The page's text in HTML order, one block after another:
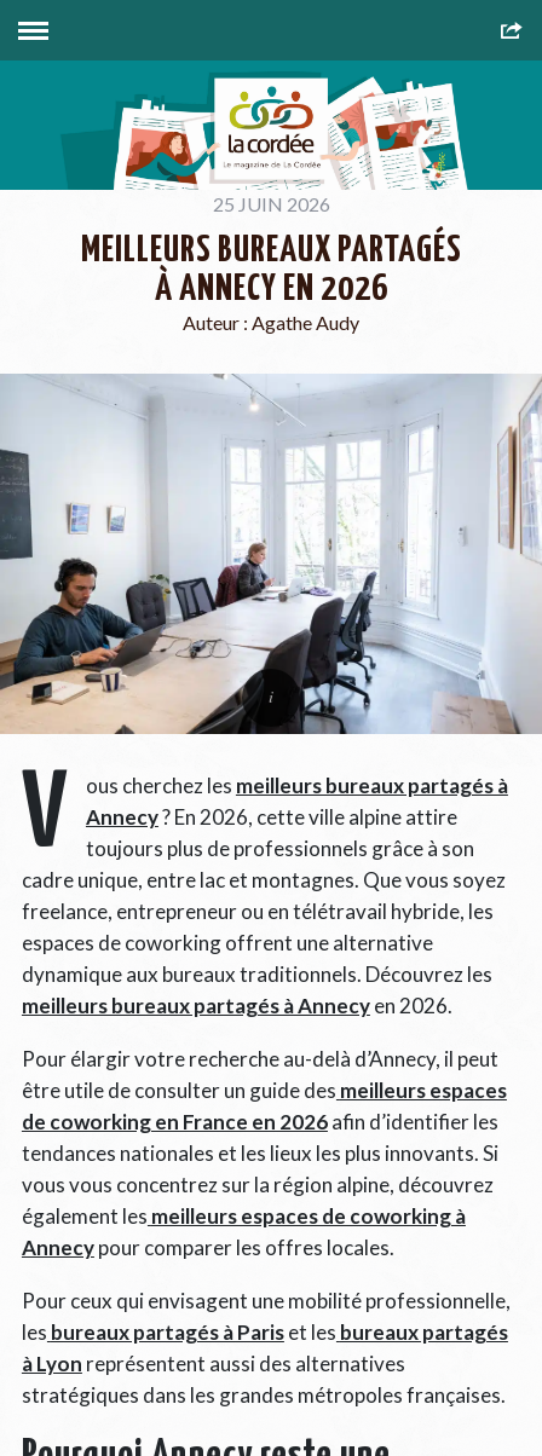
25 JUIN 2026
MEILLEURS BUREAUX PARTAGÉS
À ANNECY EN 2026
Auteur : Agathe Audy
V ous cherchez les meilleurs bureaux partagés à
Annecy? En 2026, cette ville alpine attire
toujours plus de professionnels grâce à son
cadre unique, entre lac et montagnes. Que vous soyez
freelance, entrepreneur ou en télétravail hybride, les
espaces de coworking offrent une alternative
dynamique aux bureaux traditionnels. Découvrez les
meilleurs bureaux partagés à Annecyen 2026.
Pour élargir votre recherche au-delà d’Annecy, il peut
être utile de consulter un guide des meilleurs espaces
de coworking en France en 2026afin d’identifier les
tendances nationales et les lieux les plus innovants. Si
vous vous concentrez sur la région alpine, découvrez
également les meilleurs espaces de coworking à
Annecypour comparer les offres locales.
Pour ceux qui envisagent une mobilité professionnelle,
les bureaux partagés à Pariset les bureaux partagés
à Lyon représentent aussi des alternatives
stratégiques dans les grandes métropoles françaises.